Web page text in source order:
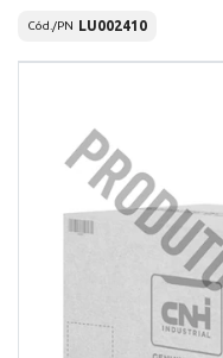
Cód./PN LU002410